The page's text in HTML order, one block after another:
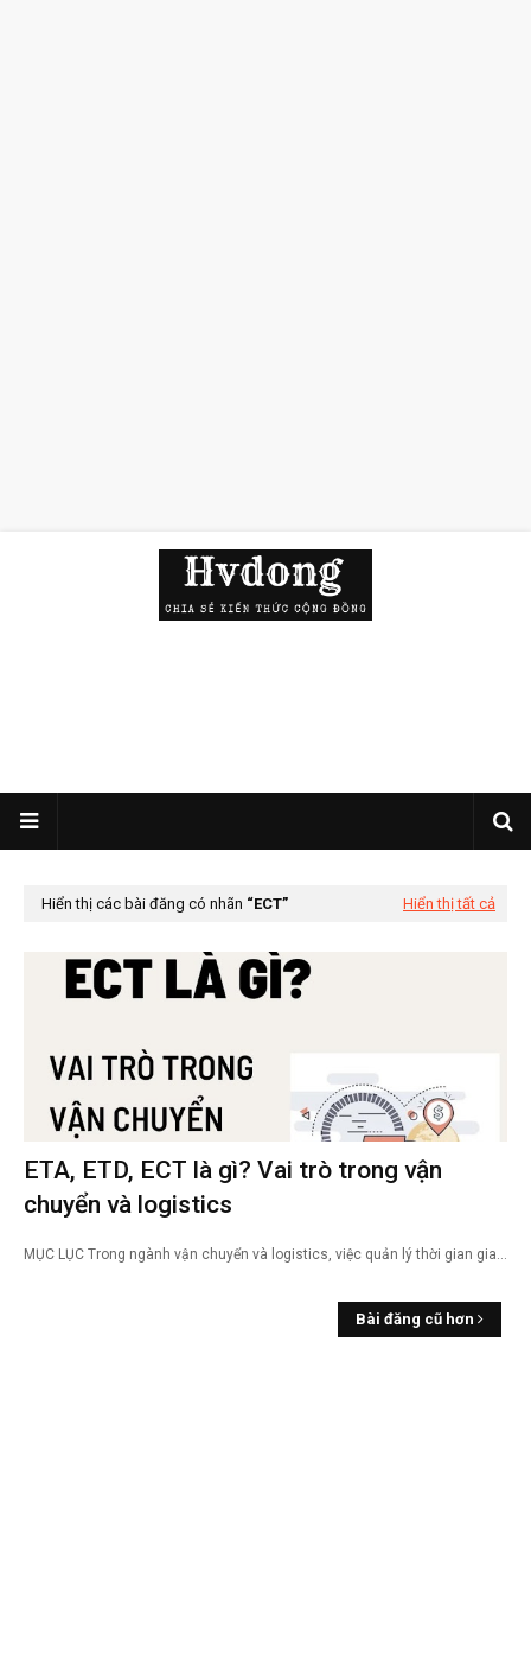
Hiển thị các bài đăng có nhãn ECT Hiển thị tất cả
ETA, ETD, ECT là gì? Vai trò trong vận
chuyển và logistics
MỤC LỤC Trong ngành vận chuyển và logistics, việc quản lý thời gian gia…
Bài đăng cũ hơn